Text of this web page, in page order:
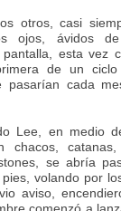
otros, casi
ojos, ávidos de
esta vez
de un
pasarían cada
Lee, en medio
chacos,
se abría
volando por
aviso,